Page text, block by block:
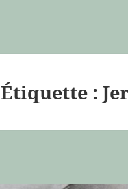
Étiquette :